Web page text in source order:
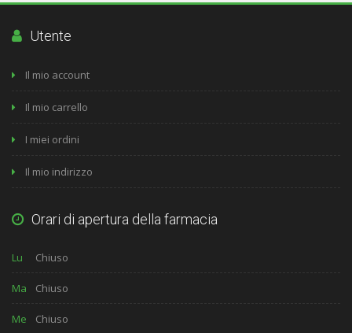
Utente
Il mio account
Il mio carrello
I miei ordini
Il mio indirizzo
Orari di apertura della farmacia
Lu Chiuso
Ma Chiuso
Me Chiuso